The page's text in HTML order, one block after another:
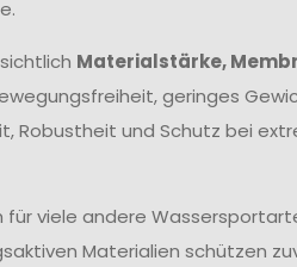
Materialstärke,
geringes
Robustheit und Schutz bei
viele andere
Materialien schützen